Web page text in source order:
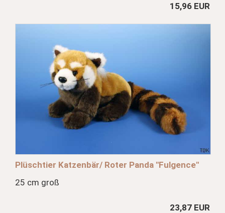
15,96 EUR
Plüschtier Katzenbär/ Roter Panda "Fulgence"
25 cm groß
23,87 EUR